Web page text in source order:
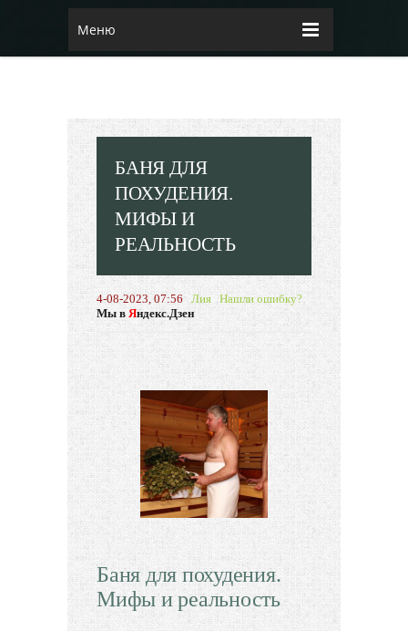
Меню
БАНЯ ДЛЯ
ПОХУДЕНИЯ.
МИФЫ И
РЕАЛЬНОСТЬ
4-08-2023, 07:56 Лия Нашли ошибку?
Мы в Яндекс.Дзен
Баня для похудения.
Мифы и реальность